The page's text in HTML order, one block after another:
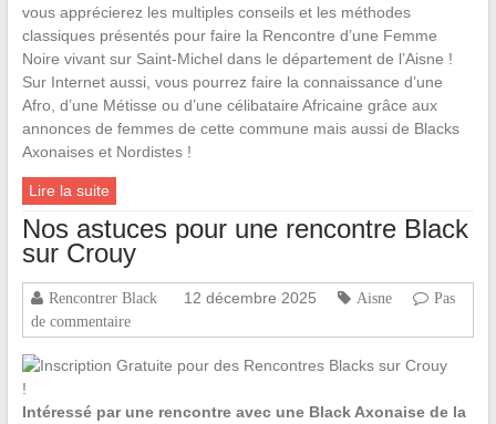
vous apprécierez les multiples conseils et les méthodes
classiques présentés pour faire la Rencontre d’une Femme
Noire vivant sur Saint-Michel dans le département de l’Aisne !
Sur Internet aussi, vous pourrez faire la connaissance d’une
Afro, d’une Métisse ou d’une célibataire Africaine grâce aux
annonces de femmes de cette commune mais aussi de Blacks
Axonaises et Nordistes !
Lire la suite
Nos astuces pour une rencontre Black
sur Crouy
Rencontrer Black 12 décembre 2025 Aisne
Pas
de commentaire
Intéressé par une rencontre avec une Black Axonaise de la